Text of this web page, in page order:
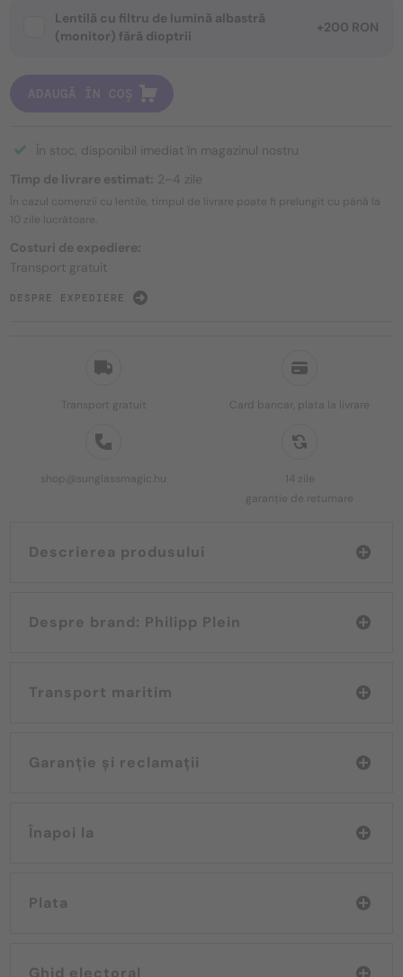
Transport gratuit Card bancar, plata la livrare
shop@sunglassmagic.hu
14 zile
garanție de returnare
Descrierea produsului
Despre brand: Philipp Plein
Transport maritim
Garanție și reclamații
Înapoi la
Plata
Ghid electoral
Lentilă cu filtru de lumină albastră
(monitor) fără dioptrii
+200 RON
ADAUGĂ ÎN COȘ
În stoc, disponibil imediat în magazinul nostru
Timp de livrare estimat: 2–4 zile
În cazul comenzii cu lentile, timpul de livrare poate fi prelungit cu până la
10 zile lucrătoare.
Costuri de expediere:
Transport gratuit
DESPRE EXPEDIERE